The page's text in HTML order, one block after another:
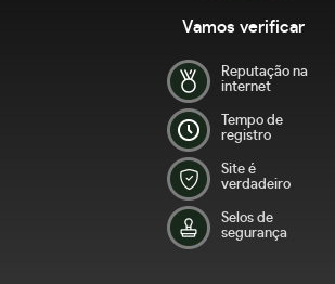
Vamos verificar
Reputação na
internet
Tempo de
registro
Site é
verdadeiro
Selos de
segurança